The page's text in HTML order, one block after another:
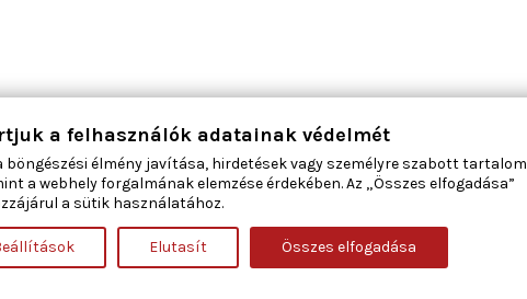
14,001
a felhasználók adatainak védelmét
böngészési élmény javítása, hirdetések vagy személyre szabott tartalom
a webhely forgalmának elemzése érdekében. Az „Összes elfogadása”
a sütik használatához.
Elutasít Összes elfogadása